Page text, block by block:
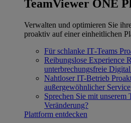
TeamViewer ONE
Verwalten und optimieren Sie
proaktiv auf einer einheitlichen
Für schlanke IT‐Teams
Reibungslose Experience
unterbrechungsfreie
Nahtloser IT-Betrieb
außergewöhnlicher Service
Sprechen Sie mit unserem
Veränderung?
Plattform entdecken